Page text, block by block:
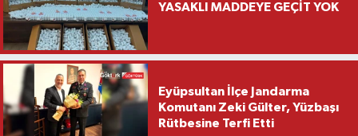
YASAKLI MADDEYE GEÇİT YOK
Eyüpsultan İlçe Jandarma
Komutanı Zeki Gülter, Yüzbaşı
Rütbesine Terfi Etti